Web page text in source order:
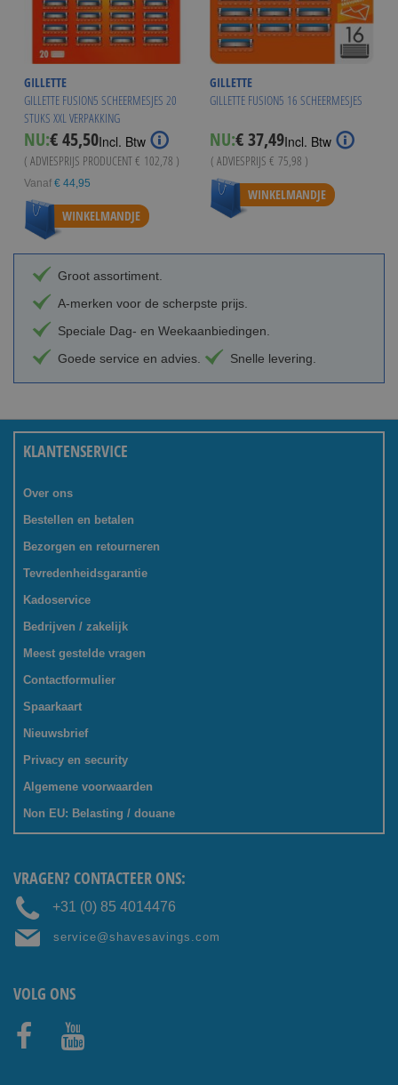
GILLETTE
GILLETTE FUSION5 SCHEERMESJES 20
STUKS XXL VERPAKKING
NU:€ 45,50Incl. Btw
( ADVIESPRIJS PRODUCENT€ 102,78 )
Vanaf € 44,95
WINKELMANDJE
GILLETTE
GILLETTE FUSION5 16 SCHEERMESJES
NU:Special
Price
€ 37,49Incl. Btw
( ADVIESPRIJS € 75,98 )
WINKELMANDJE
Groot assortiment.
A-merken voor de scherpste prijs.
Speciale Dag- en Weekaanbiedingen.
Goede service en advies.
Snelle levering.
KLANTENSERVICE
Over ons
Bestellen en betalen
Bezorgen en retourneren
Tevredenheidsgarantie
Kadoservice
Bedrijven / zakelijk
Meest gestelde vragen
Contactformulier
Spaarkaart
Nieuwsbrief
Privacy en security
Algemene voorwaarden
Non EU: Belasting / douane
VRAGEN? CONTACTEER ONS:
+31 (0) 85 4014476
service@shavesavings.com
VOLG ONS